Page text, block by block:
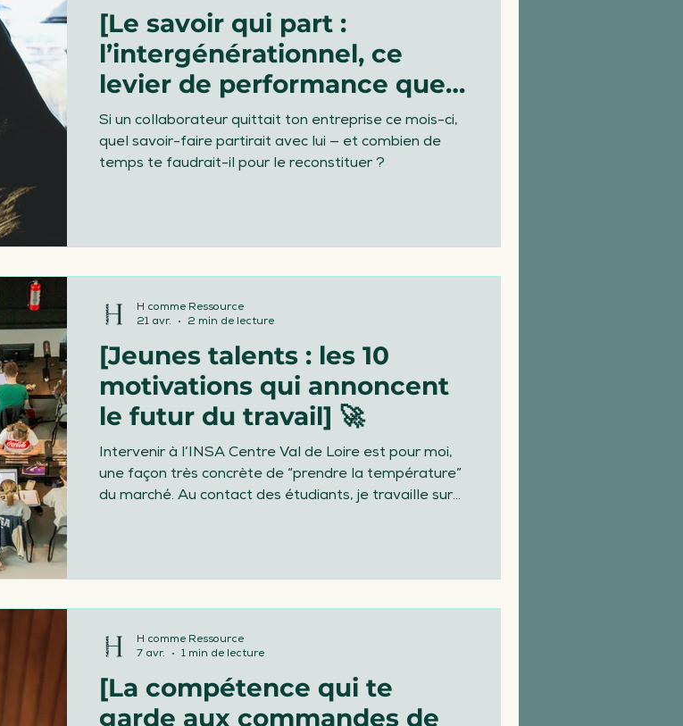
Mon actu Obligations légales
RH canicule fortes chaleurs au travail
[Le savoir qui part :
l’intergénérationnel, ce
levier de performance que
tu sous-estimes]
Si un collaborateur quittait ton entreprise ce mois-ci,
quel savoir-faire partirait avec lui — et combien de
temps te faudrait-il pour le reconstituer ?
[Jeunes talents : les 10
motivations qui annoncent
le futur du travail] 🚀
Intervenir à l’INSA Centre Val de Loire est pour moi,
une façon très concrète de “prendre la température”
du marché. Au contact des étudiants, je travaille sur
valeurs.
H comme Ressource
21 avr.
2 min de lecture
[La compétence qui te
garde aux commandes de
H comme Ressource
7 avr.
1 min de lecture